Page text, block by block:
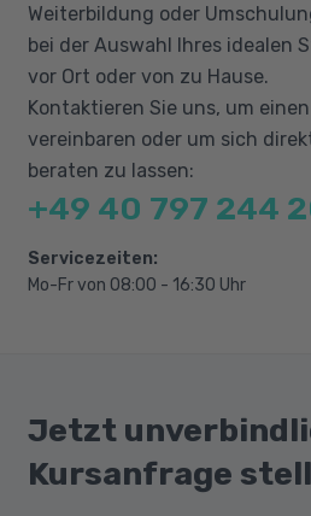
Typografie transportiert
Typografie in der Praxis
Seitenlayout in der
Webseitengestaltung
Geeignete Software
Weiterbildung oder
bei der Auswahl Ihres idealen
vor Ort oder von zu Hause.
Kontaktieren Sie uns, um
vereinbaren oder um sich
beraten zu lassen:
+49 40 797 244
Servicezeiten:
Mo-Fr von 08:00 - 16:30 Uhr
Jetzt
Kursanfrage